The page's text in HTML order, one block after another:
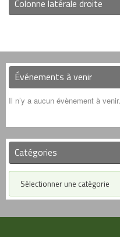
Colonne latérale droite
Événements à venir
Il n’y a aucun évènement à venir.
Catégories